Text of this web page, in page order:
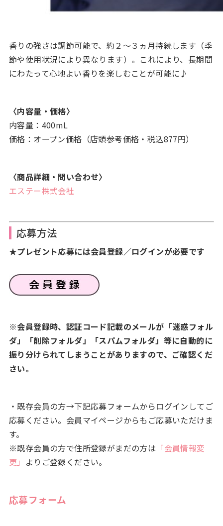
香りの強さは調節可能で、約２〜３ヵ月持続します（季
節や使用状況により異なります）。これにより、長期間
にわたって心地よい香りを楽しむことが可能に♪
〈内容量・価格〉
内容量：400mL
価格：オープン価格（店頭参考価格・税込877円）
〈商品詳細・問い合わせ〉
エステー株式会社
応募方法
★プレゼント応募には会員登録／ログインが必要です
※会員登録時、認証コード記載のメールが「迷惑フォル
ダ」「削除フォルダ」「スパムフォルダ」等に自動的に
振り分けられてしまうことがありますので、ご確認くだ
さい。
・既存会員の方→下記応募フォームからログインしてご
応募ください。会員マイページからもご応募いただけま
す。
※既存会員の方で住所登録がまだの方は 「会員情報変
更」 よりご登録ください。
応募フォーム